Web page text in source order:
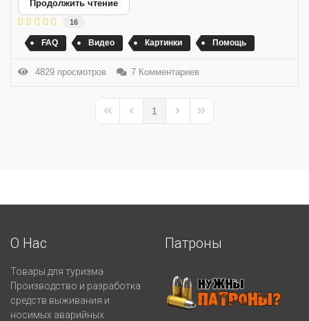
Продолжить чтение
16
FAQ Видео Картинки Помощь
4829 просмотров 7 Комментариев
First PagePrevious Page
1
Next PageLast Page
О Нас
Товары для туризма.
Производство и разработка
средств выживания и
носимых аварийных
Патроны